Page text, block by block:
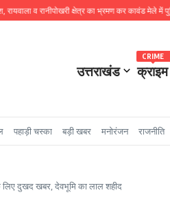
व रानीपोखरी क्षेत्र का भ्रमण कर कावंड मेले में पुलिस
उत्तराखंड क्राइम
CRIME
पहाड़ी चस्का बड़ी खबर मनोरंजन राजनीति
दुखद खबर, देवभूमि का लाल शहीद